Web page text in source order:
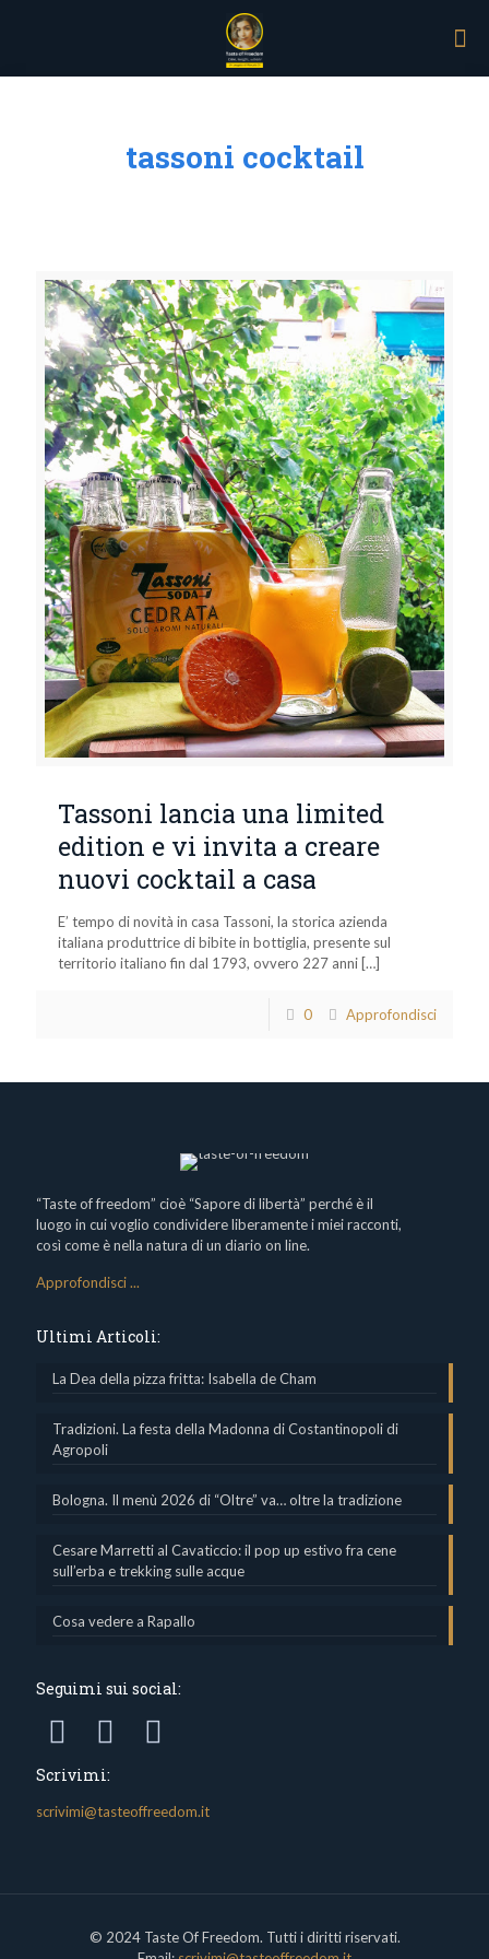
tassoni cocktail
Tassoni lancia una limited
edition e vi invita a creare
nuovi cocktail a casa
E’ tempo di novità in casa Tassoni, la storica azienda
italiana produttrice di bibite in bottiglia, presente sul
territorio italiano fin dal 1793, ovvero 227 anni […]
0 Approfondisci
“Taste of freedom” cioè “Sapore di libertà” perché è il
luogo in cui voglio condividere liberamente i miei racconti,
così come è nella natura di un diario on line.
Approfondisci ...
Ultimi Articoli:
La Dea della pizza fritta: Isabella de Cham
Tradizioni. La festa della Madonna di Costantinopoli di
Agropoli
Bologna. Il menù 2026 di “Oltre” va… oltre la tradizione
Cesare Marretti al Cavaticcio: il pop up estivo fra cene
sull’erba e trekking sulle acque
Cosa vedere a Rapallo
Seguimi sui social:
Scrivimi:
scrivimi@tasteoffreedom.it
© 2024 Taste Of Freedom. Tutti i diritti riservati.